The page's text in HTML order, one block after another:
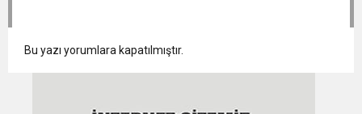
Bu yazı yorumlara kapatılmıştır.